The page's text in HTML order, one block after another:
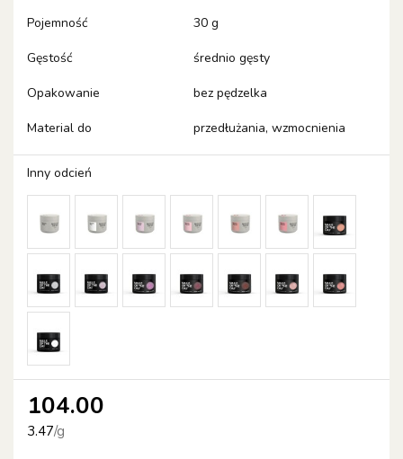
Pojemność 30 g
Gęstość średnio gęsty
Opakowanie bez pędzelka
Material do przedłużania, wzmocnienia
Inny odcień
104.00
3.47/g